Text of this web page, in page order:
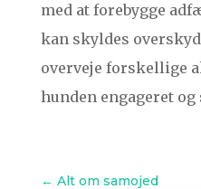
med at forebygge
kan skyldes
overveje forskellige
hunden engageret
← Alt om samojed